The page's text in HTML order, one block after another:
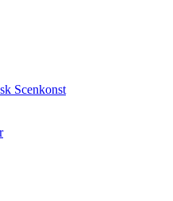
Scenkonst